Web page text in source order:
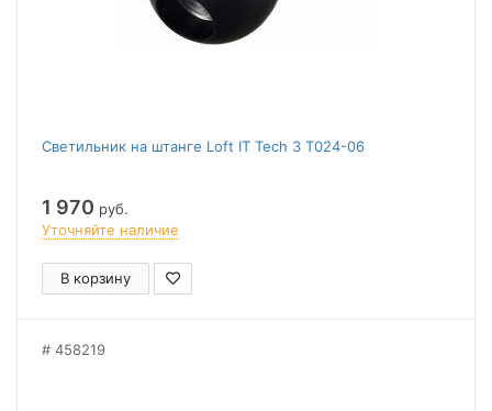
Светильник на штанге Loft IT Tech 3 T024-06
1 970 руб.
Уточняйте наличие
В корзину
458219